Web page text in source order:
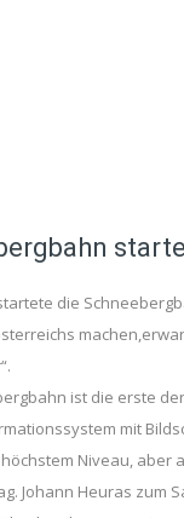
die
ist die erste
mit
Niveau, aber
Johann Heuras zum